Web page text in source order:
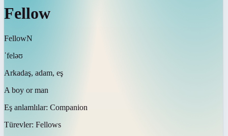
Fellow
FellowN
ˈfeləʊ
Arkadaş, adam, eş
A boy or man
Eş anlamlılar: Companion
Türevler: Fellows